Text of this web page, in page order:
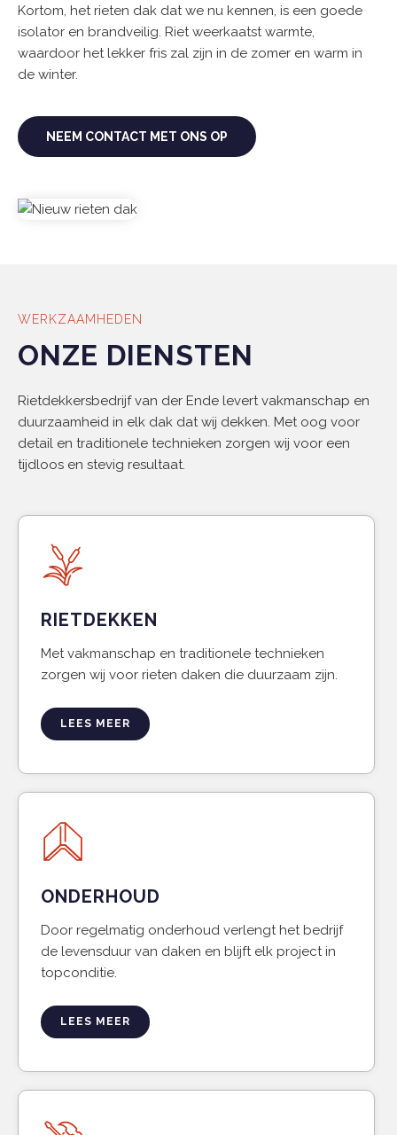
Kortom, het rieten dak dat we nu kennen, is een goede
isolator en brandveilig. Riet weerkaatst warmte,
waardoor het lekker fris zal zijn in de zomer en warm in
de winter.
NEEM CONTACT MET ONS OP
WERKZAAMHEDEN
ONZE DIENSTEN
Rietdekkersbedrijf van der Ende levert vakmanschap en
duurzaamheid in elk dak dat wij dekken. Met oog voor
detail en traditionele technieken zorgen wij voor een
tijdloos en stevig resultaat.
RIETDEKKEN
Met vakmanschap en traditionele technieken
zorgen wij voor rieten daken die duurzaam zijn.
LEES MEER
ONDERHOUD
Door regelmatig onderhoud verlengt het bedrijf
de levensduur van daken en blijft elk project in
topconditie.
LEES MEER